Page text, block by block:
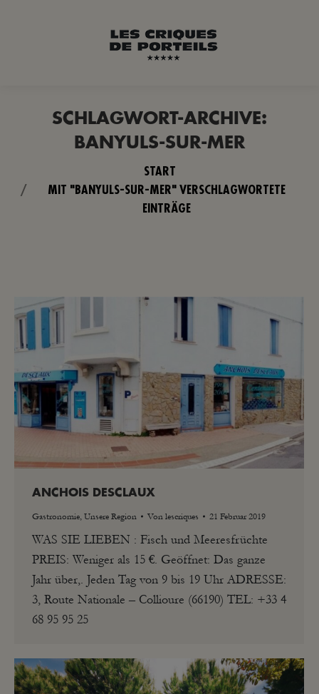
SCHLAGWORT-ARCHIVE:
BANYULS-SUR-MER
START
MIT "BANYULS-SUR-MER" VERSCHLAGWORTETE
EINTRÄGE
ANCHOIS DESCLAUX
Gastronomie, Unsere Region Von lescriques 21 Februar 2019
WAS SIE LIEBEN : Fisch und Meeresfrüchte
PREIS: Weniger als 15 €. Geöffnet: Das ganze
Jahr über,. Jeden Tag von 9 bis 19 Uhr ADRESSE:
3, Route Nationale – Collioure (66190) TEL: +33 4
68 95 95 25